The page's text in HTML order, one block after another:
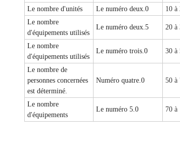
Le nombre d'unités Le numéro deux.0
10 à
Le nombre
d'équipements utilisés
Le numéro deux.5 20 à
Le nombre
d'équipements utilisés
Le numéro trois.0 30 à
Le nombre de
personnes concernées
est déterminé.
Numéro quatre.0 50 à
Le nombre
d'équipements
Le numéro 5.0 70 à